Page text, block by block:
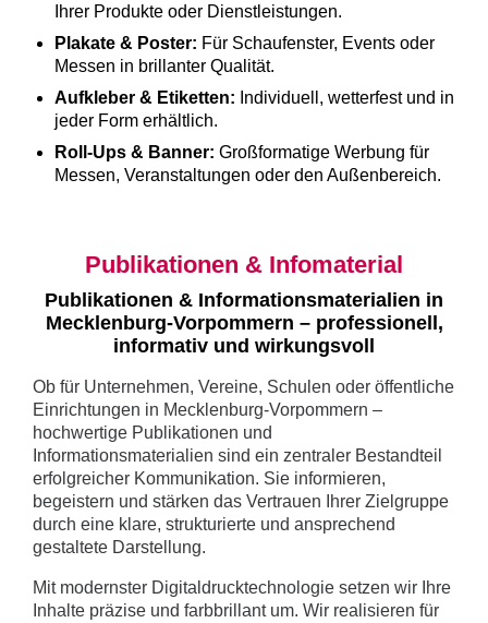
Ihrer Produkte oder Dienstleistungen.
Plakate & Poster: Für Schaufenster, Events oder
Messen in brillanter Qualität.
Aufkleber & Etiketten: Individuell, wetterfest und in
jeder Form erhältlich.
Roll-Ups & Banner: Großformatige Werbung für
Messen, Veranstaltungen oder den Außenbereich.
Publikationen & Infomaterial
Publikationen & Informationsmaterialien in
Mecklenburg-Vorpommern – professionell,
informativ und wirkungsvoll
Ob für Unternehmen, Vereine, Schulen oder öffentliche
Einrichtungen in Mecklenburg-Vorpommern –
hochwertige Publikationen und
Informationsmaterialien sind ein zentraler Bestandteil
erfolgreicher Kommunikation. Sie informieren,
begeistern und stärken das Vertrauen Ihrer Zielgruppe
durch eine klare, strukturierte und ansprechend
gestaltete Darstellung.
Mit modernster Digitaldrucktechnologie setzen wir Ihre
Inhalte präzise und farbbrillant um. Wir realisieren für